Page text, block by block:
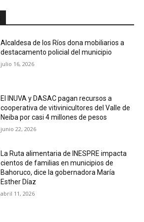
Alcaldesa de los Ríos dona mobiliarios a
destacamento policial del municipio
julio 16, 2026
El INUVA y DASAC pagan recursos a
cooperativa de vitivinicultores del Valle de
Neiba por casi 4 millones de pesos
junio 22, 2026
La Ruta alimentaria de INESPRE impacta
cientos de familias en municipios de
Bahoruco, dice la gobernadora María
Esther Díaz
abril 11, 2026